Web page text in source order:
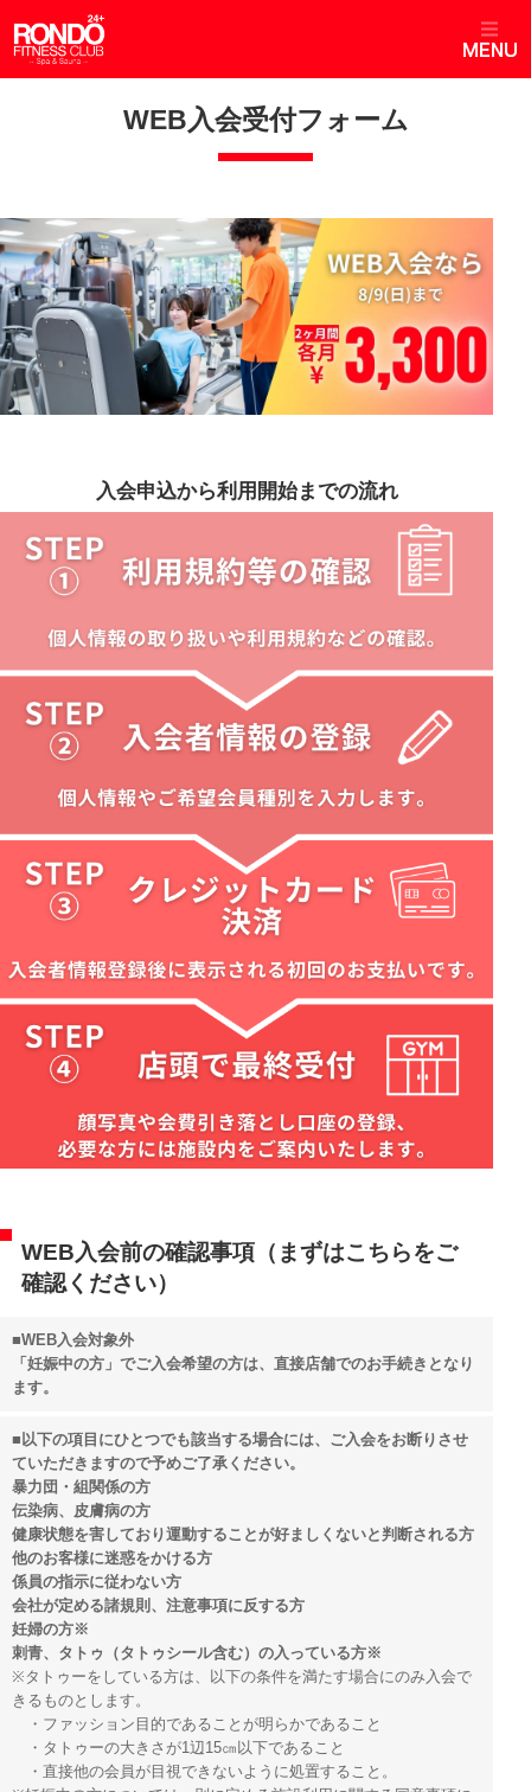
WEB入会受付フォーム
入会申込から利用開始までの流れ
WEB入会前の確認事項（まずはこちらをご
確認ください）
■WEB入会対象外
「妊娠中の方」でご入会希望の方は、直接店舗でのお手続きとなり
ます。
■以下の項目にひとつでも該当する場合には、ご入会をお断りさせ
ていただきますので予めご了承ください。
暴力団・組関係の方
伝染病、皮膚病の方
健康状態を害しており運動することが好ましくないと判断される方
他のお客様に迷惑をかける方
係員の指示に従わない方
会社が定める諸規則、注意事項に反する方
妊婦の方※
刺青、タトゥ（タトゥシール含む）の入っている方※
※タトゥーをしている方は、以下の条件を満たす場合にのみ入会で
きるものとします。
・ファッション目的であることが明らかであること
・タトゥーの大きさが1辺15㎝以下であること
・直接他の会員が目視できないように処置すること。